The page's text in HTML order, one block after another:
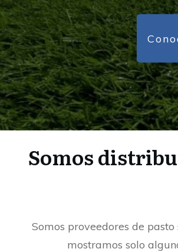
Somos
Somos proveedores de
mostramos solo